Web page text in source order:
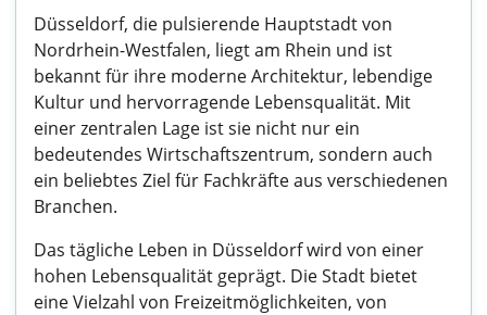
Düsseldorf, die pulsierende Hauptstadt von
Nordrhein-Westfalen, liegt am Rhein und ist
bekannt für ihre moderne Architektur, lebendige
Kultur und hervorragende Lebensqualität. Mit
einer zentralen Lage ist sie nicht nur ein
bedeutendes Wirtschaftszentrum, sondern auch
ein beliebtes Ziel für Fachkräfte aus verschiedenen
Branchen.
Das tägliche Leben in Düsseldorf wird von einer
hohen Lebensqualität geprägt. Die Stadt bietet
eine Vielzahl von Freizeitmöglichkeiten, von